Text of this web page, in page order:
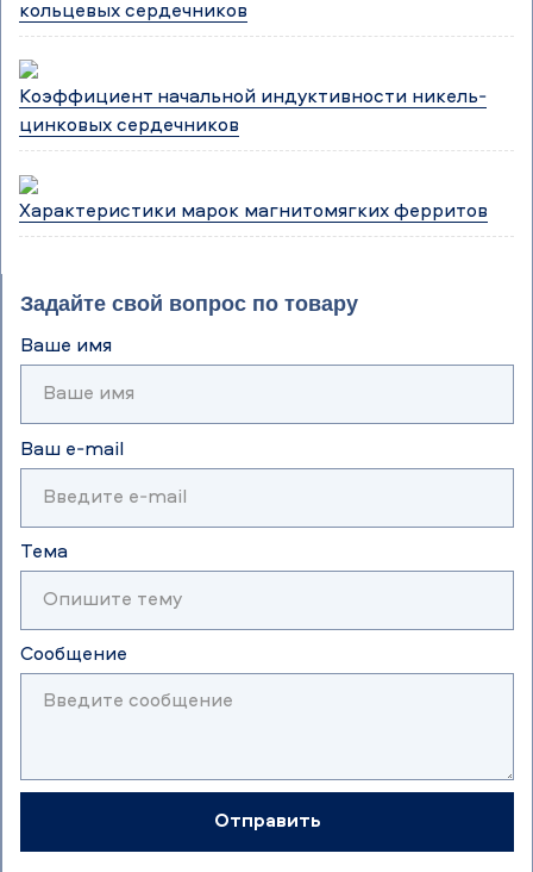
кольцевых сердечников
Коэффициент начальной индуктивности никель-
цинковых сердечников
Характеристики марок магнитомягких ферритов
Задайте свой вопрос по товару
Ваше имя
Ваш e-mail
Тема
Сообщение
Отправить